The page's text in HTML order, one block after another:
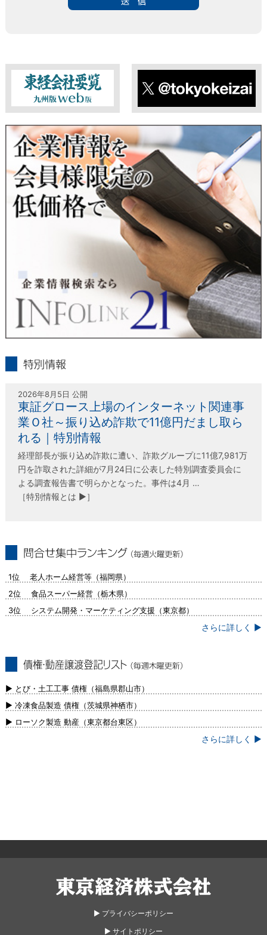
■個人情報の第三者提供について
■ 個人情報提供の任意性及び留意点
個人情報のご提供は任意ですが、必要な個人情報をご提供いた
だけなかった場合は、上記利用目的を達成できない場合があり
ますのでご了承ください。
当社は、本人が自己の個人情報について、通知・開示・訂正・
追加・削除・利用停止・提供停止の希望がございましたら、本
人または代理人の請求応じて、個人データの通知・開示・訂
正・追加・削除・利用停止・提供停止の請求に応じます。
受付方法は、本人確認資料（運転免許証、パスポート何れかの
コピー）、「個人情報取扱申請書」「委任状」（代理人による
申請の場合のみ必要となります）を当社宛にお送り下さい。
＜個人情報保護に関するお問合せ・相談窓口＞
〒802-0004 北九州市小倉北区鍛冶町2丁目5-11（第一東経ビ
フリーダイヤル 0120-55-9986
受付時間 平日9：00～17：00
東経会社要覧web版 X
2026年8月5日 公開
東証グロース上場のインターネット関連事
業Ｏ社～振り込め詐欺で11億円だまし取ら
れる｜特別情報
経理部長が振り込め詐欺に遭い、詐欺グループに11億7,981万
円を詐取された詳細が7月24日に公表した特別調査委員会に
よる調査報告書で明らかとなった。事件は4月 …
［特別情報とは ▶］
1位 老人ホーム経営等（福岡県）
2位 食品スーパー経営（栃木県）
3位 システム開発・マーケティング支援（東京都）
さらに詳しく ▶
新）
▶ とび・土工工事 債権（福島県郡山市）
▶ 冷凍食品製造 債権（茨城県神栖市）
▶ ローソク製造 動産（東京都台東区）
さらに詳しく ▶
▶︎ プライバシーポリシー
▶︎ サイトポリシー